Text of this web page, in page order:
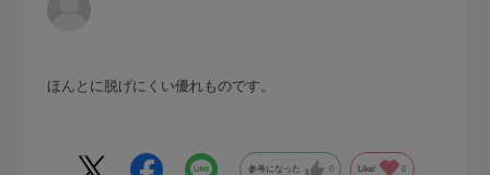
ほんとに脱げにくい優れものです。
参考になった 0 Like! 0